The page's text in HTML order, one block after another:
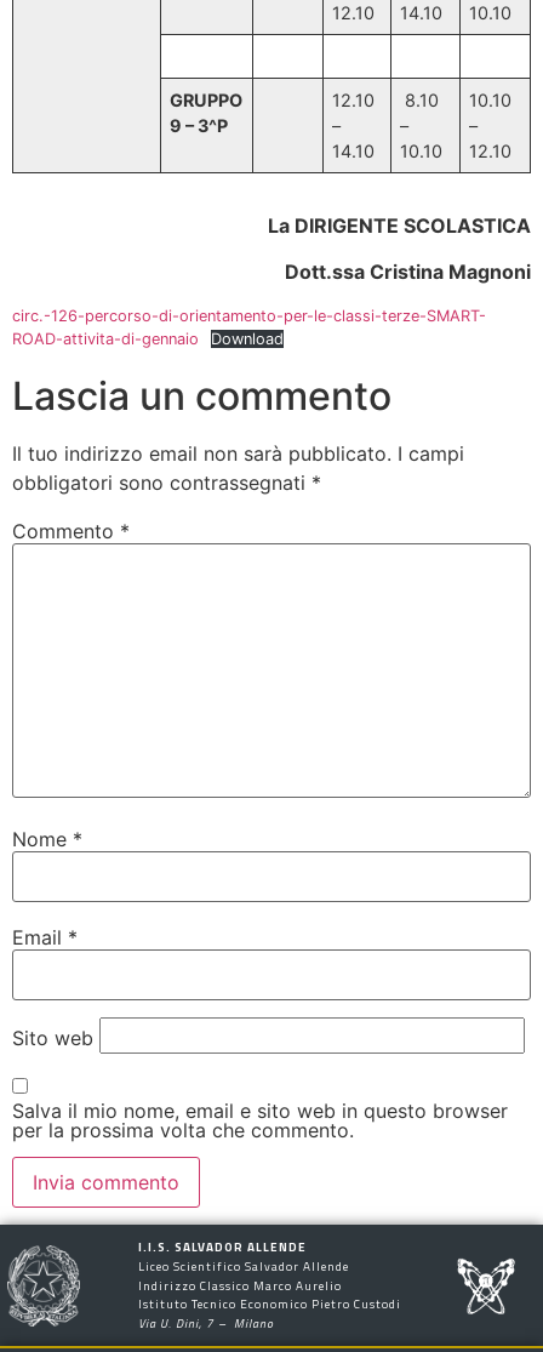
12.10
14.10
10.10
GRUPPO
9 – 3^P
12.10
–
14.10
8.10
–
10.10
10.10
–
12.10
La DIRIGENTE SCOLASTICA
Dott.ssa Cristina Magnoni
circ.-126-percorso-di-orientamento-per-le-classi-terze-SMART-
ROAD-attivita-di-gennaio
Download
Lascia un commento
Il tuo indirizzo email non sarà pubblicato. I campi
obbligatori sono contrassegnati *
Commento *
Nome *
Email *
Sito web
Salva il mio nome, email e sito web in questo browser
per la prossima volta che commento.
I.I.S. SALVADOR ALLENDE
Liceo Scientifico Salvador Allende
Indirizzo Classico Marco Aurelio
Istituto Tecnico Economico Pietro Custodi
Via U. Dini, 7 – Milano